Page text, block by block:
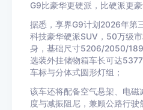
G9比豪华更硬派，比硬派更豪
据悉，享界G9计划2026年第
科技豪华硬派SUV，50万级
身，基础尺寸5206/2050/
选装外挂储物箱车长可达
车标与分体式圆形灯组；
该车还将配备空气悬架、电磁
度与减振阻尼，兼顾公路行驶